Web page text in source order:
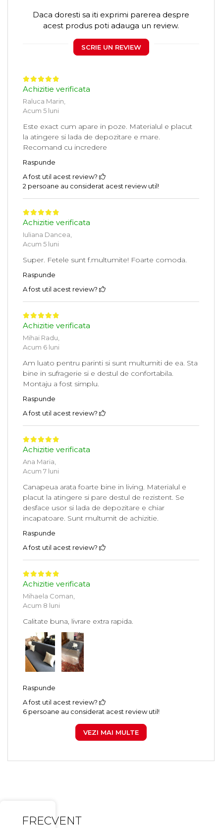
Daca doresti sa iti exprimi parerea despre
acest produs poti adauga un review.
SCRIE UN REVIEW
Achizitie verificata
Raluca Marin,
Acum 5 luni
Este exact cum apare in poze. Materialul e placut
la atingere si lada de depozitare e mare.
Recomand cu incredere
Raspunde
A fost util acest review?
2 persoane au considerat acest review util!
Achizitie verificata
Iuliana Dancea,
Acum 5 luni
Super. Fetele sunt f.multumite! Foarte comoda.
Raspunde
A fost util acest review?
Achizitie verificata
Mihai Radu,
Acum 6 luni
Am luato pentru parinti si sunt multumiti de ea. Sta
bine in sufragerie si e destul de confortabila.
Montaju a fost simplu.
Raspunde
A fost util acest review?
Achizitie verificata
Ana Maria,
Acum 7 luni
Canapeua arata foarte bine in living. Materialul e
placut la atingere si pare destul de rezistent. Se
desface usor si lada de depozitare e chiar
incapatoare. Sunt multumit de achizitie.
Raspunde
A fost util acest review?
Achizitie verificata
Mihaela Coman,
Acum 8 luni
Calitate buna, livrare extra rapida.
Raspunde
A fost util acest review?
6 persoane au considerat acest review util!
VEZI MAI MULTE
FRECVENT